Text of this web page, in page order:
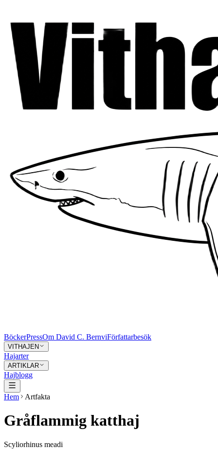
BöckerPressOm David C. BernviFörfattarbesök
VITHAJEN
Hajarter
ARTIKLAR
Hajblogg
Hem Artfakta
Gråflammig katthaj
Scyliorhinus meadi